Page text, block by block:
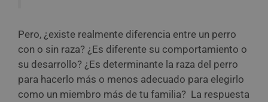
Pero, ¿existe realmente diferencia entre un perro
con o sin raza? ¿Es diferente su comportamiento o
su desarrollo? ¿Es determinante la raza del perro
para hacerlo más o menos adecuado para elegirlo
como un miembro más de tu familia? La respuesta